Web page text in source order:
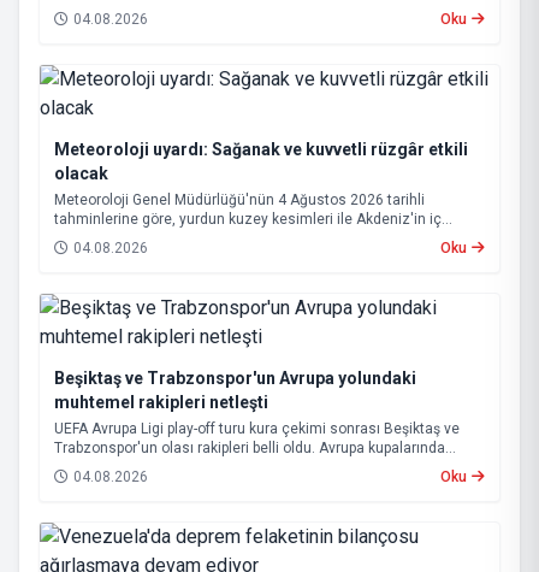
Hizmet vurgusu yapan Coşkun, “AK Partili olmak, bu ülkenin her
metrekaresine sevdalı olmaktır” dedi.
04.08.2026 Oku
Meteoroloji uyardı: Sağanak ve kuvvetli rüzgâr etkili
olacak
Meteoroloji Genel Müdürlüğü'nün 4 Ağustos 2026 tarihli
tahminlerine göre, yurdun kuzey kesimleri ile Akdeniz'in iç
bölgelerinde yer yer sağanak ve gök gürültülü sağanak yağış
bekleniyor.
04.08.2026 Oku
Beşiktaş ve Trabzonspor'un Avrupa yolundaki
muhtemel rakipleri netleşti
UEFA Avrupa Ligi play-off turu kura çekimi sonrası Beşiktaş ve
Trabzonspor'un olası rakipleri belli oldu. Avrupa kupalarında
yoluna devam eden Beşiktaş ve Trabzonspor, grup aşamasına
kalabilmek için kritik eşleşmelerle karşı karşıya gelecek.
04.08.2026 Oku